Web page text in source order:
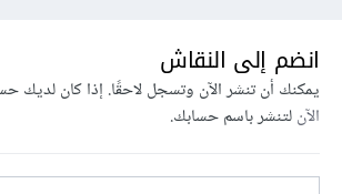
انضم إلى النقاش
يمكنك أن تنشر الآن وتسجل لاحقًا. إذا كان لديك
الآنلتنشر باسم حسابك.